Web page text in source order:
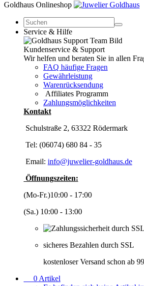
Goldhaus Onlineshop
Service & Hilfe
Kundenservice & Support
Wir helfen und beraten Sie in allen
FAQ häufige Fragen
Gewährleistung
Warenrücksendung
Affiliates Programm
Zahlungsmöglichkeiten
Kontakt
Schulstraße 2, 63322 Rödermark
Tel: (06074) 680 84 - 35
Email: info@juwelier-goldhaus.de
Öffnungszeiten:
(Mo-Fr.)10:00 - 17:00
(Sa.) 10:00 - 13:00
sicheres Bezahlen durch SSL
kostenloser Versand schon ab
0 Artikel